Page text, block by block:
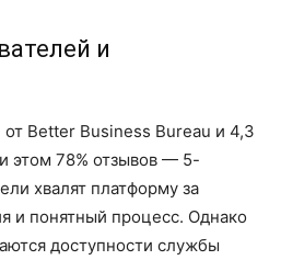
и
Better Business Bureau и 4,3
этом 78% отзывов — 5-
хвалят платформу за
и понятный процесс. Однако
доступности службы